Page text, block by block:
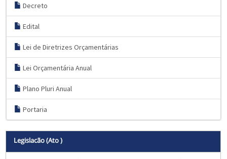
Decreto
Edital
Lei de Diretrizes Orçamentárias
Lei Orçamentária Anual
Plano Pluri Anual
Portaria
Legislacão (Ato )